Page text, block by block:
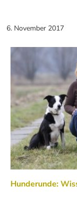
6. November 2017
Hunderunde: